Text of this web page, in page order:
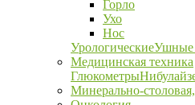
Горло
Ухо
Нос
УрологическиеУшные
Медицинская техника
Глюкометры
Минерально-